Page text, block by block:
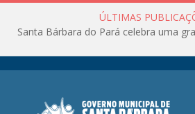
ÚLTIMAS